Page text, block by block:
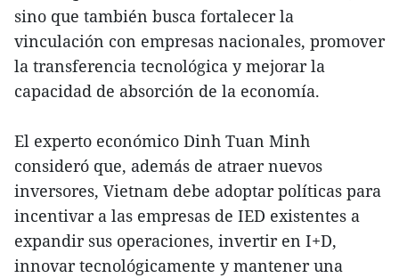
sino que también busca fortalecer la
vinculación con empresas nacionales, promover
la transferencia tecnológica y mejorar la
capacidad de absorción de la economía.
El experto económico Dinh Tuan Minh
consideró que, además de atraer nuevos
inversores, Vietnam debe adoptar políticas para
incentivar a las empresas de IED existentes a
expandir sus operaciones, invertir en I+D,
innovar tecnológicamente y mantener una